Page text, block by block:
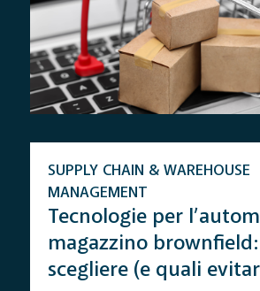
Tecnologie per
magazzino
scegliere (e quali
SUPPLY CHAIN & WAREHOUSE
MANAGEMENT